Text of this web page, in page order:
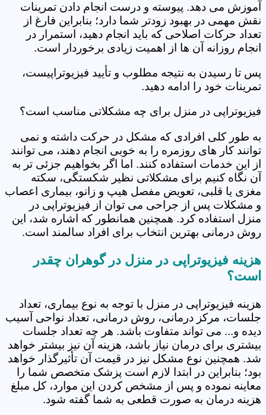
آموزش می دهد. پیوسته و درست انجام دادن تمرینات
نقش مهمی در بهبود زودتر شما دارد؛ بنابراین فارغ از
تعداد حرکات اصلاحی که باید انجام دهید، استمرار در
انجام روزانه آن ها از اهمیت زیادی برخوردار است.
پس تا رسیدن به نتیجه مطلوب و تأیید فیزیوتراپیست،
تمرینات خود را ادامه دهید.
فیزیوتراپی در منزل برای چه مشکلاتی مناسب است؟
به طور کلی افرادی که مشکل در حرکت داشته و نمی
توانند کار های روزمره را به خوبی انجام دهند، می توانند
از این خدمات استفاده کنند. اما اگر بخواهیم جزئی تر به
آن نگاه کنیم برای مشکلاتی نظیر شکستگی، سکته
مغزی یا قلبی، تعویض مفصل هیپ و زانو، بیماری اعصاب
و مشکلات پس از جراحی می توان از فیزیوتراپی در
منزل استفاده کرد. همچنین همانطور که اشاره شد، این
روش درمانی بهترین انتخاب برای افراد سالمند است.
هزینه فیزیوتراپی در منزل در گوهران چقدر
است؟
هزینه فیزیوتراپی در منزل با توجه به نوع بیماری، تعداد
جلسات، مرکز درمانی، روش درمانی، تعداد نواحی آسیب
دیده و... می تواند متفاوت باشد. هر چه تعداد جلسات
بیشتری برای درمان نیاز باشد، هزینه آن نیز بیشتر خواهد
شد. همچنین نوع مشکل نیز در قیمت آن تأثیرگذار خواهد
بود؛ بنابراین در ابتدا لازم است پزشک متخصص شما را
معاینه نموده و پس از مشخص کردن این موارد، کل مبلغ
هزینه درمان به صورت قطعی به شما گفته شود.